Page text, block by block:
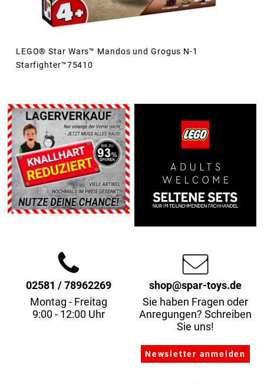
LEGO® Star Wars™ Mandos und Grogus N-1
Starfighter™75410
02581 / 78962269
Montag - Freitag
9:00 - 12:00 Uhr
shop@spar-toys.de
Sie haben Fragen oder
Anregungen? Schreiben
Sie uns!